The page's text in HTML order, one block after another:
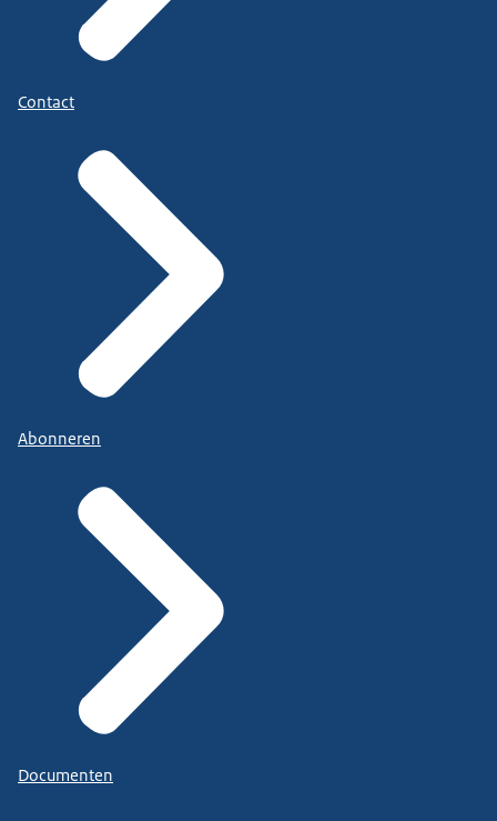
Contact
Abonneren
Documenten